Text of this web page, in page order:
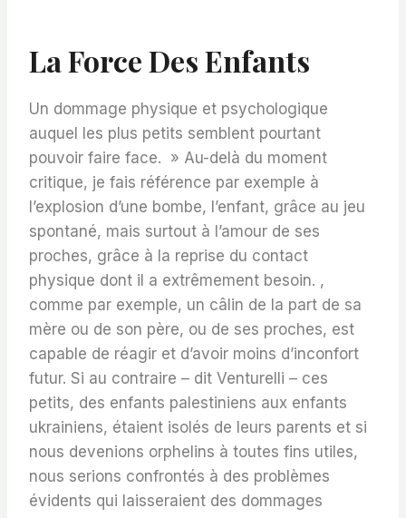
La Force Des Enfants
Un dommage physique et psychologique
auquel les plus petits semblent pourtant
pouvoir faire face. » Au-delà du moment
critique, je fais référence par exemple à
l’explosion d’une bombe, l’enfant, grâce au jeu
spontané, mais surtout à l’amour de ses
proches, grâce à la reprise du contact
physique dont il a extrêmement besoin. ,
comme par exemple, un câlin de la part de sa
mère ou de son père, ou de ses proches, est
capable de réagir et d’avoir moins d’inconfort
futur. Si au contraire – dit Venturelli – ces
petits, des enfants palestiniens aux enfants
ukrainiens, étaient isolés de leurs parents et si
nous devenions orphelins à toutes fins utiles,
nous serions confrontés à des problèmes
évidents qui laisseraient des dommages